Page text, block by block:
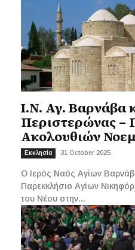
Ι.Ν. Αγ. Βαρνάβα
Περιστερώνας
Ακολουθιών
Εκκλησία 31 October 2025
O Ιερός Ναός Αγίων
Παρεκκλήσιο Αγίων
του Νέου στην...